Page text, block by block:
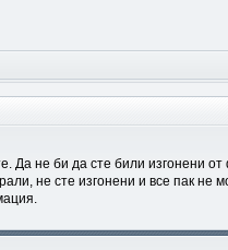
Да не би да сте били
не сте изгонени и все пак